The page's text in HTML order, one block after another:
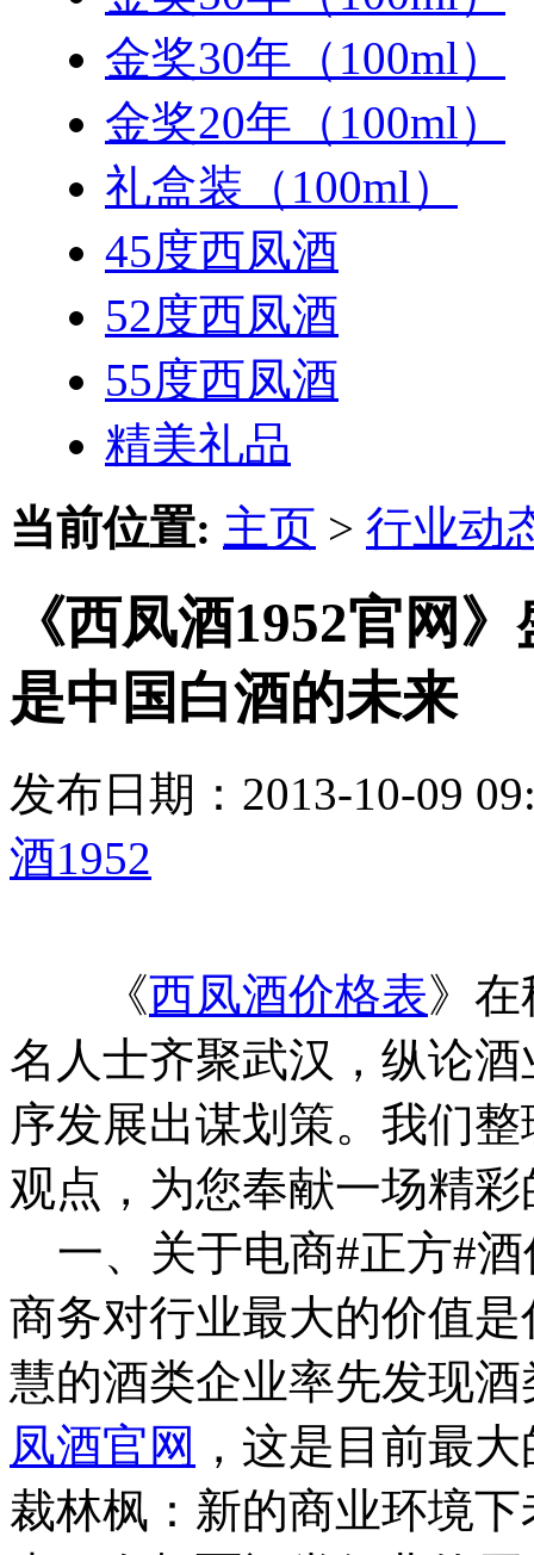
金奖30年（100ml）
金奖20年（100ml）
礼盒装（100ml）
45度西凤酒
52度西凤酒
55度西凤酒
精美礼品
当前位置: 主页 > 行业动
《西凤酒1952官网
是中国白酒的未来
发布日期：2013-10-09
酒1952
《西凤酒价格表》
名人士齐聚武汉，纵论
序发展出谋划策。我们
观点，为您奉献一场精
一、关于电商#正方#
商务对行业最大的价值
慧的酒类企业率先发现
凤酒官网 ，这是目前最
裁林枫：新的商业环境